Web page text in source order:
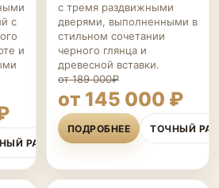
с
и
РАСЧЁТ
с тремя раздвижными
дверями, выполненными в
стильном сочетании
черного глянца и
древесной вставки.
от 189 000₽
от 145 000 ₽
ПОДРОБНЕЕ ТОЧНЫЙ